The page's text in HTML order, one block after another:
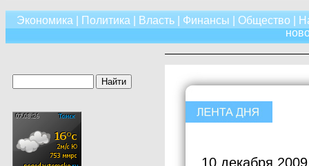
Экономика Политика Власть| Финансы Общество
10 декабря